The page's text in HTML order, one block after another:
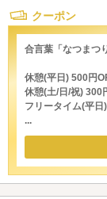
クーポン
合言葉「なつまつ
休憩(平日) 500円
休憩(土/日/祝) 300
フリータイム(平日
...